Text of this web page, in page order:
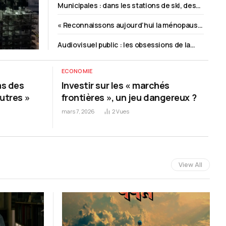
dénonce un climat délétère
Municipales : dans les stations de ski, des
climatique
« Reconnaissons aujourd’hui la ménopause
professionnelle »
Audiovisuel public : les obsessions de la
des
»
ECONOMIE
Investir sur les « marchés
frontières », un jeu dangereux ?
mars 7, 2026 2Vues
View All